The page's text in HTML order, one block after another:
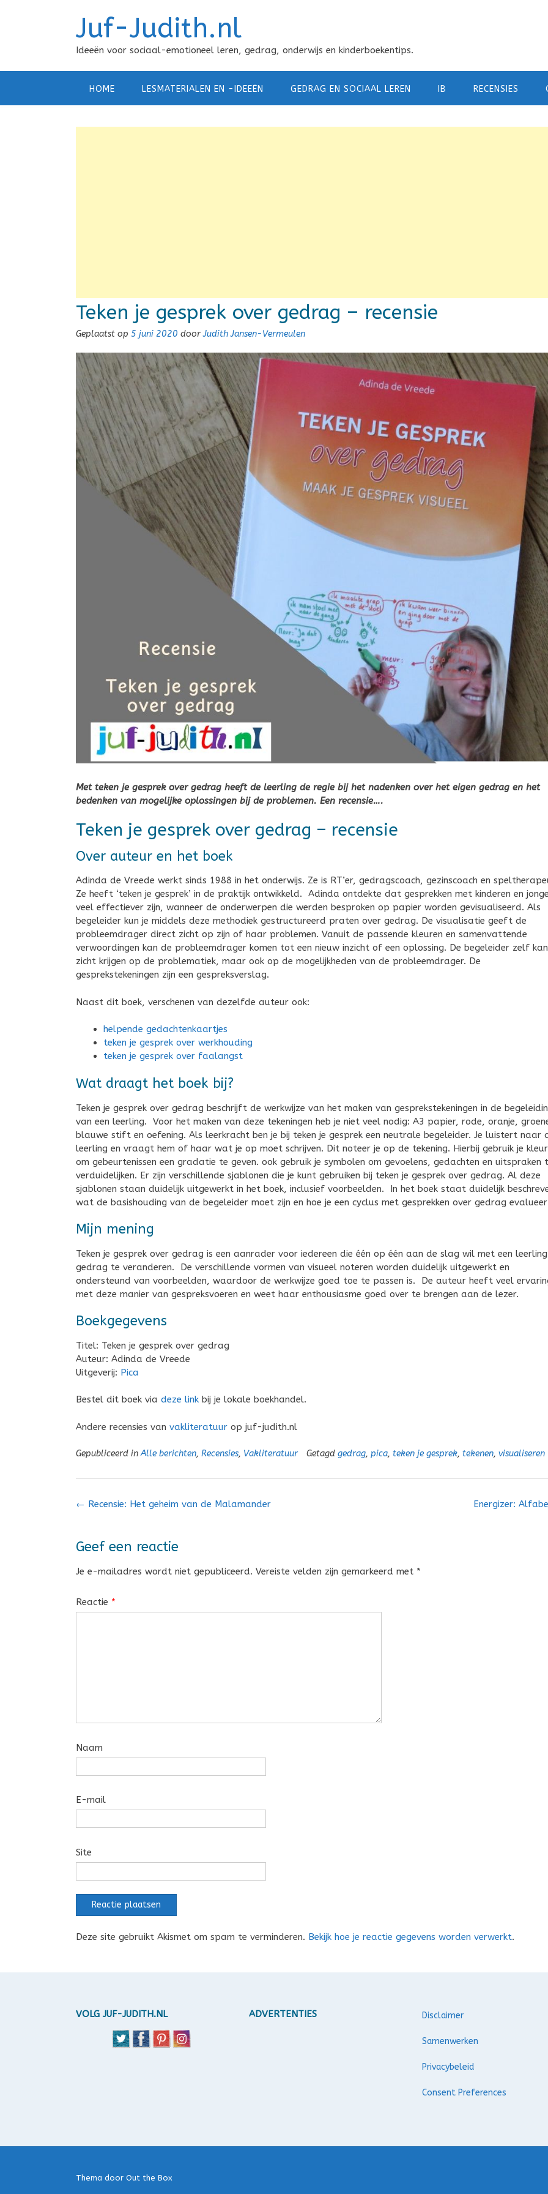
Juf-Judith.nl
Ideeën voor sociaal-emotioneel leren, gedrag, onderwijs en kinderboekentips.
HOME LESMATERIALEN EN -IDEEËN GEDRAG EN SOCIAAL LEREN IB RECENSIES
Teken je gesprek over gedrag – recensie
Geplaatst op 5 juni 2020 doorJudith Jansen-Vermeulen
Met teken je gesprek over gedrag heeft de leerling de regie bij het nadenken over het eigen gedrag en het
bedenken van mogelijke oplossingen bij de problemen. Een recensie….
Teken je gesprek over gedrag – recensie
Over auteur en het boek
Adinda de Vreede werkt sinds 1988 in het onderwijs. Ze is RT’er, gedragscoach, gezinscoach en
Ze heeft ‘teken je gesprek’ in de praktijk ontwikkeld. Adinda ontdekte dat gesprekken met kinderen en
veel effectiever zijn, wanneer de onderwerpen die werden besproken op papier worden gevisualiseerd. Als
begeleider kun je middels deze methodiek gestructureerd praten over gedrag. De visualisatie geeft de
probleemdrager direct zicht op zijn of haar problemen. Vanuit de passende kleuren en samenvattende
verwoordingen kan de probleemdrager komen tot een nieuw inzicht of een oplossing. De begeleider zelf kan
zicht krijgen op de problematiek, maar ook op de mogelijkheden van de probleemdrager. De
gesprekstekeningen zijn een gespreksverslag.
Naast dit boek, verschenen van dezelfde auteur ook:
helpende gedachtenkaartjes
teken je gesprek over werkhouding
teken je gesprek over faalangst
Wat draagt het boek bij?
Teken je gesprek over gedrag beschrijft de werkwijze van het maken van gesprekstekeningen in de
van een leerling. Voor het maken van deze tekeningen heb je niet veel nodig: A3 papier, rode, oranje,
blauwe stift en oefening. Als leerkracht ben je bij teken je gesprek een neutrale begeleider. Je luistert naar
leerling en vraagt hem of haar wat je op moet schrijven. Dit noteer je op de tekening. Hierbij gebruik je
om gebeurtenissen een gradatie te geven. ook gebruik je symbolen om gevoelens, gedachten en uitspraken
verduidelijken. Er zijn verschillende sjablonen die je kunt gebruiken bij teken je gesprek over gedrag. Al deze
sjablonen staan duidelijk uitgewerkt in het boek, inclusief voorbeelden. In het boek staat duidelijk
wat de basishouding van de begeleider moet zijn en hoe je een cyclus met gesprekken over gedrag
Mijn mening
Teken je gesprek over gedrag is een aanrader voor iedereen die één op één aan de slag wil met een
gedrag te veranderen. De verschillende vormen van visueel noteren worden duidelijk uitgewerkt en
ondersteund van voorbeelden, waardoor de werkwijze goed toe te passen is. De auteur heeft veel
met deze manier van gespreksvoeren en weet haar enthousiasme goed over te brengen aan de lezer.
Boekgegevens
Titel: Teken je gesprek over gedrag
Auteur: Adinda de Vreede
Uitgeverij: Pica
Bestel dit boek via deze link bij je lokale boekhandel.
Andere recensies van vakliteratuur op juf-judith.nl
Gepubliceerd inAlle berichten, Recensies, Vakliteratuur Getagd gedrag, pica, teken je gesprek, tekenen, visualiseren
Bericht
Energizer:
← Recensie: Het geheim van de Malamander
Geef een reactie
Je e-mailadres wordt niet gepubliceerd. Vereiste velden zijn gemarkeerd met *
Reactie *
Naam
E-mail
Site
Deze site gebruikt Akismet om spam te verminderen. Bekijk hoe je reactie gegevens worden verwerkt.
VOLG JUF-JUDITH.NL ADVERTENTIES Disclaimer
Samenwerken
Privacybeleid
Consent Preferences
Thema door Out the Box